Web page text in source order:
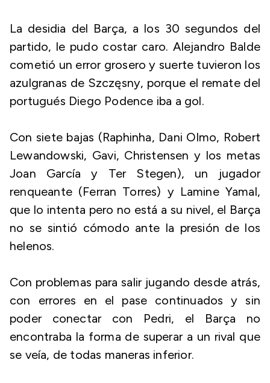
La desidia del Barça, a los 30 segundos del
partido, le pudo costar caro. Alejandro Balde
cometió un error grosero y suerte tuvieron los
azulgranas de Szczęsny, porque el remate del
portugués Diego Podence iba a gol.
Con siete bajas (Raphinha, Dani Olmo, Robert
Lewandowski, Gavi, Christensen y los metas
Joan García y Ter Stegen), un jugador
renqueante (Ferran Torres) y Lamine Yamal,
que lo intenta pero no está a su nivel, el Barça
no se sintió cómodo ante la presión de los
helenos.
Con problemas para salir jugando desde atrás,
con errores en el pase continuados y sin
poder conectar con Pedri, el Barça no
encontraba la forma de superar a un rival que
se veía, de todas maneras inferior.